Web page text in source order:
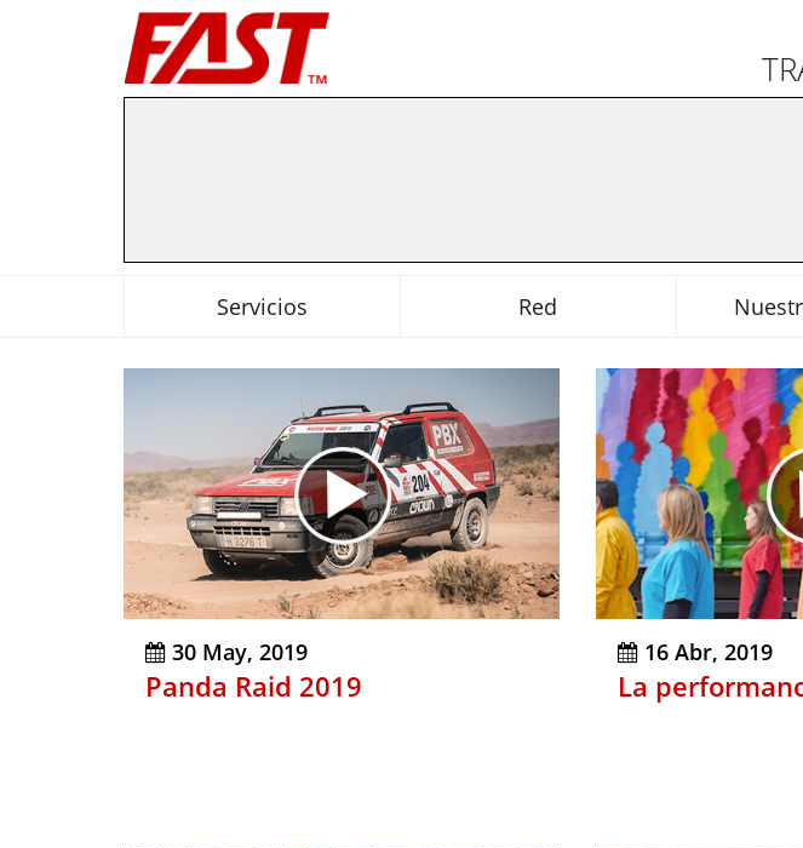
Servicios Red
30 May, 2019
Panda Raid 2019
16 Abr, 2019
La